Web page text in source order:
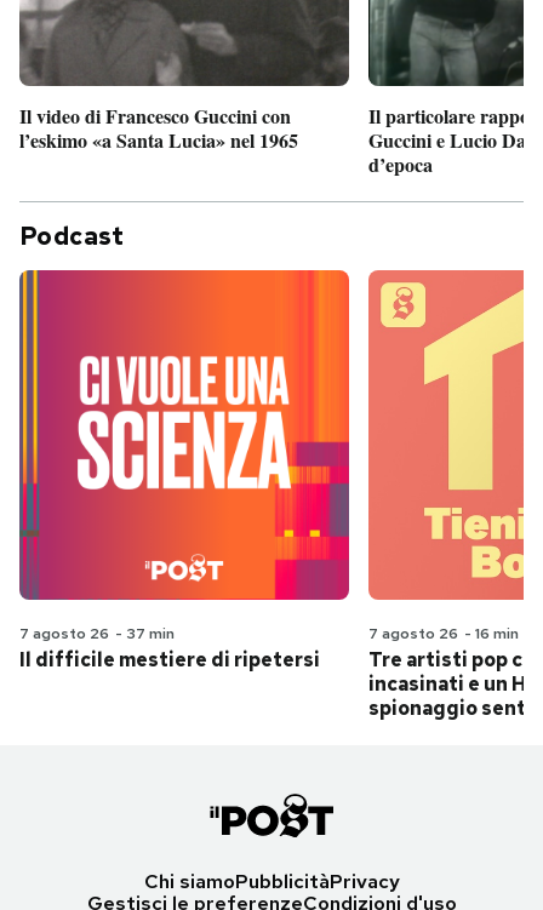
Il video di Francesco Guccini con
l’eskimo «a Santa Lucia» nel 1965
Il particolare
Guccini e Lucio
d’epoca
Podcast
7 agosto 26 - 37 min
Il difficile mestiere di ripetersi
7 agosto 26 - 16 min
Tre artisti pop
incasinati e un
spionaggio
Chi siamoPubblicitàPrivacy
Gestisci le preferenzeCondizioni d'uso